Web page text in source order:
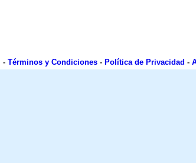
- Términos y Condiciones- Política de Privacidad -